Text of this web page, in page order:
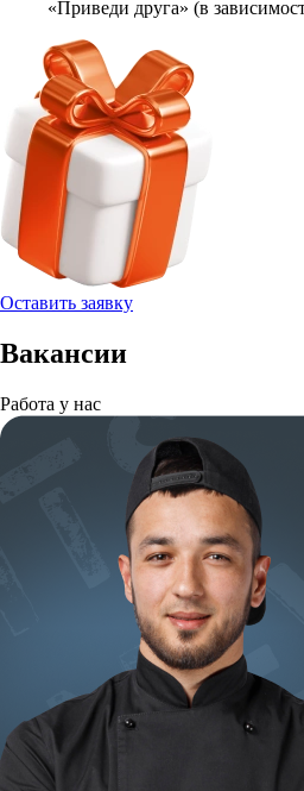
«Приведи друга» (в
Оставить заявку
Вакансии
Работа у нас